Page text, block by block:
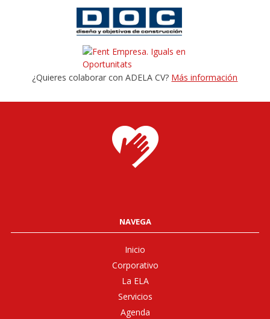
¿Quieres colaborar con ADELA CV? Más información
NAVEGA
Inicio
Corporativo
La ELA
Servicios
Agenda